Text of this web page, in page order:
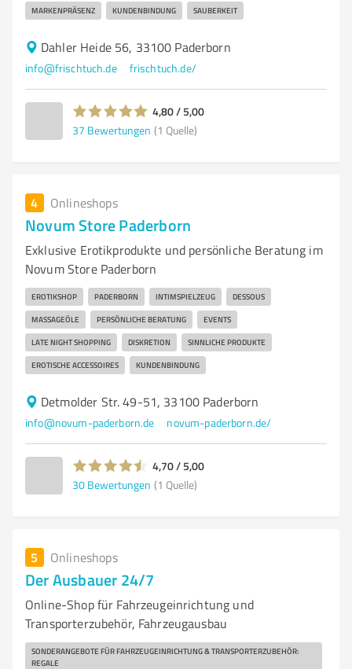
MARKENPRÄSENZ KUNDENBINDUNG SAUBERKEIT
Dahler Heide 56, 33100 Paderborn
info@frischtuch.de frischtuch.de/
4,80 / 5,00
37 Bewertungen (1 Quelle)
4 Onlineshops
Novum Store Paderborn
Exklusive Erotikprodukte und persönliche Beratung im
Novum Store Paderborn
EROTIKSHOP PADERBORN INTIMSPIELZEUG DESSOUS
MASSAGEÖLE PERSÖNLICHE BERATUNG EVENTS
LATE NIGHT SHOPPING DISKRETION SINNLICHE PRODUKTE
EROTISCHE ACCESSOIRES KUNDENBINDUNG
Detmolder Str. 49-51, 33100 Paderborn
info@novum-paderborn.de novum-paderborn.de/
4,70 / 5,00
30 Bewertungen (1 Quelle)
5 Onlineshops
Der Ausbauer 24/7
Online-Shop für Fahrzeugeinrichtung und
Transporterzubehör, Fahrzeugausbau
SONDERANGEBOTE FÜR FAHRZEUGEINRICHTUNG & TRANSPORTERZUBEHÖR:
REGALE